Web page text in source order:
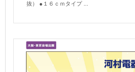
抜） ●１６ｃｍタイプ ...